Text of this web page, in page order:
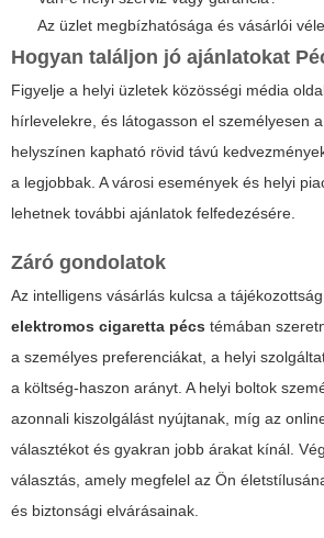
Az üzlet megbízhatósága és vásárlói
Hogyan találjon jó ajánlatokat
Figyelje a helyi üzletek közösségi média
hírlevelekre, és látogasson el személyesen
helyszínen kapható rövid távú
a legjobbak. A városi események és helyi
lehetnek további ajánlatok felfedezésére.
Záró gondolatok
Az intelligens vásárlás kulcsa a
elektromos cigaretta pécs témában
a személyes preferenciákat, a helyi
a költség-haszon arányt. A helyi boltok
azonnali kiszolgálást nyújtanak, míg az
választékot és gyakran jobb árakat kínál.
választás, amely megfelel az Ön
és biztonsági elvárásainak.